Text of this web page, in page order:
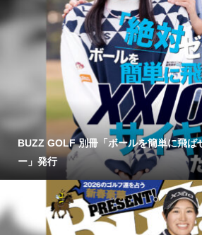
BUZZ GOLF 別冊「ボールを簡単に飛ば
ー」発行